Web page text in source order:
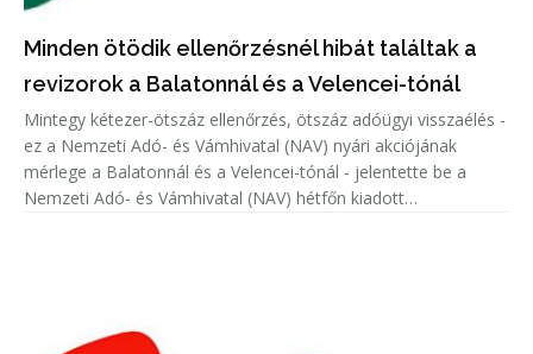
Minden ötödik ellenőrzésnél hibát találtak a
revizorok a Balatonnál és a Velencei-tónál
Mintegy kétezer-ötszáz ellenőrzés, ötszáz adóügyi visszaélés -
ez a Nemzeti Adó- és Vámhivatal (NAV) nyári akciójának
mérlege a Balatonnál és a Velencei-tónál - jelentette be a
Nemzeti Adó- és Vámhivatal (NAV) hétfőn kiadott